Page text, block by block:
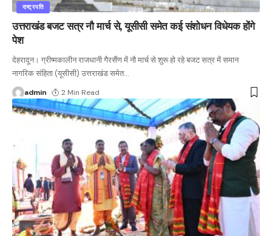
राष्ट्रपति
उत्तराखंड बजट सत्र नौ मार्च से, यूसीसी समेत कई संशोधन विधेयक होंगे
पेश
देहरादून। ग्रीष्मकालीन राजधानी गैरसैंण में नौ मार्च से शुरू हो रहे बजट सत्र में समान
नागरिक संहिता (यूसीसी) उत्तराखंड समेत…
admin 2 Min Read